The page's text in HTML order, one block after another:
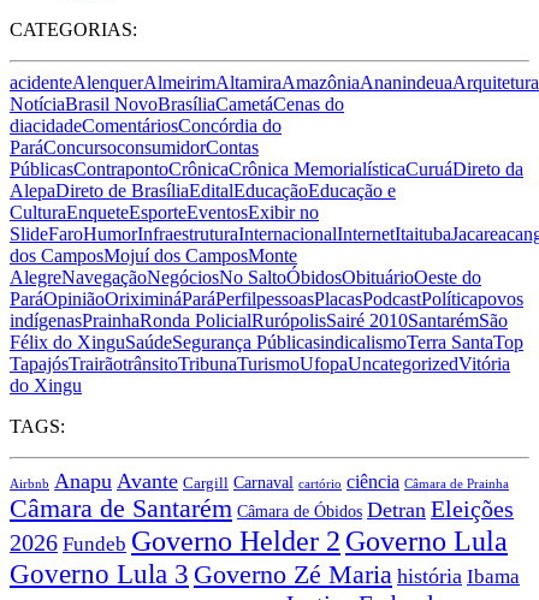
CATEGORIAS:
acidenteAlenquerAlmeirimAltamiraAmazôniaAnanindeuaArquitetura
NotíciaBrasil NovoBrasíliaCametáCenas do
diacidadeComentáriosConcórdia do
ParáConcursoconsumidorContas
PúblicasContrapontoCrônicaCrônica MemorialísticaCuruáDireto da
AlepaDireto de BrasíliaEditalEducaçãoEducação e
CulturaEnqueteEsporteEventosExibir no
SlideFaroHumorInfraestruturaInternacionalInternetItaituba
dos CamposMojuí dos CamposMonte
AlegreNavegaçãoNegóciosNo SaltoÓbidosObituárioOeste do
ParáOpiniãoOriximináParáPerfilpessoasPlacasPodcastPolíticapovos
indígenasPrainhaRonda PolicialRurópolisSairé 2010SantarémSão
Félix do XinguSaúdeSegurança PúblicasindicalismoTerra SantaTop
TapajósTrairãotrânsitoTribunaTurismoUfopaUncategorizedVitória
do Xingu
TAGS:
Airbnb Anapu Avante Cargill Carnaval cartório ciência Câmara de Prainha
Câmara de Santarém Câmara de Óbidos Detran Eleições
2026 Fundeb Governo Helder 2 Governo Lula
Governo Lula 3 Governo Zé Maria história Ibama